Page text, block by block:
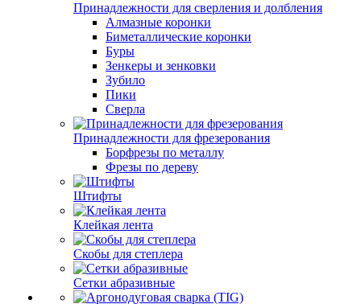
Принадлежности для сверления и долбления
Алмазные коронки
Биметаллические коронки
Буры
Зенкеры и зенковки
Зубило
Пики
Сверла
Принадлежности для фрезерования
Борфрезы по металлу
Фрезы по дереву
Штифты
Клейкая лента
Скобы для степлера
Сетки абразивные